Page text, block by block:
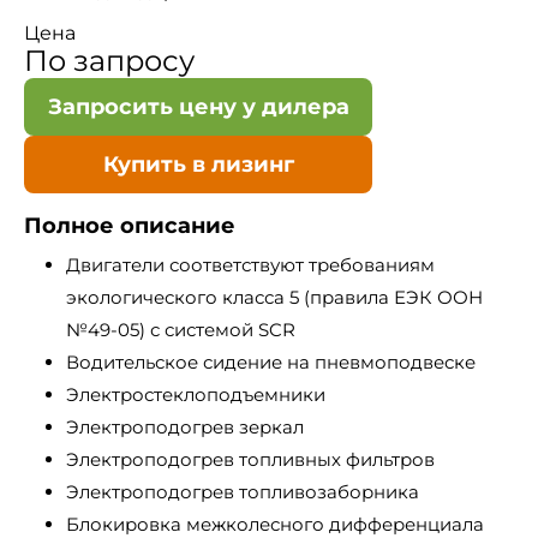
Цена
По запросу
Запросить цену у дилера
Купить в лизинг
Полное описание
Двигатели соответствуют требованиям
экологического класса 5 (правила ЕЭК ООН
№49-05) с системой SCR
Водительское сидение на пневмоподвеске
Электростеклоподъемники
Электроподогрев зеркал
Электроподогрев топливных фильтров
Электроподогрев топливозаборника
Блокировка межколесного дифференциала